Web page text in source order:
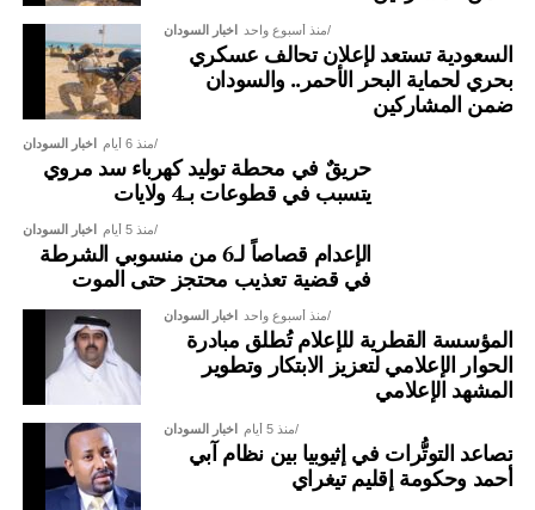
اخبار السودان منذ أسبوع واحد
السعودية تستعد لإعلان تحالف عسكري
بحري لحماية البحر الأحمر.. والسودان
ضمن المشاركين
اخبار السودان منذ 6 أيام
حريقٌ في محطة توليد كهرباء سد مروي
يتسبب في قطوعات بـ4 ولايات
اخبار السودان منذ 5 أيام
الإعدام قصاصاً لـ6 من منسوبي الشرطة
في قضية تعذيب محتجز حتى الموت
اخبار السودان منذ أسبوع واحد
المؤسسة القطرية للإعلام تُطلق مبادرة
الحوار الإعلامي لتعزيز الابتكار وتطوير
المشهد الإعلامي
اخبار السودان منذ 5 أيام
تصاعد التوتُّرات في إثيوبيا بين نظام آبي
أحمد وحكومة إقليم تيغراي